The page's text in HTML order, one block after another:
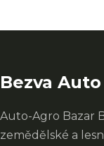
Bezva Auto
Auto-Agro Bazar
zemědělské a